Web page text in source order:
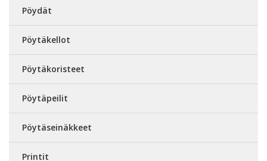
Pöydät
Pöytäkellot
Pöytäkoristeet
Pöytäpeilit
Pöytäseinäkkeet
Printit